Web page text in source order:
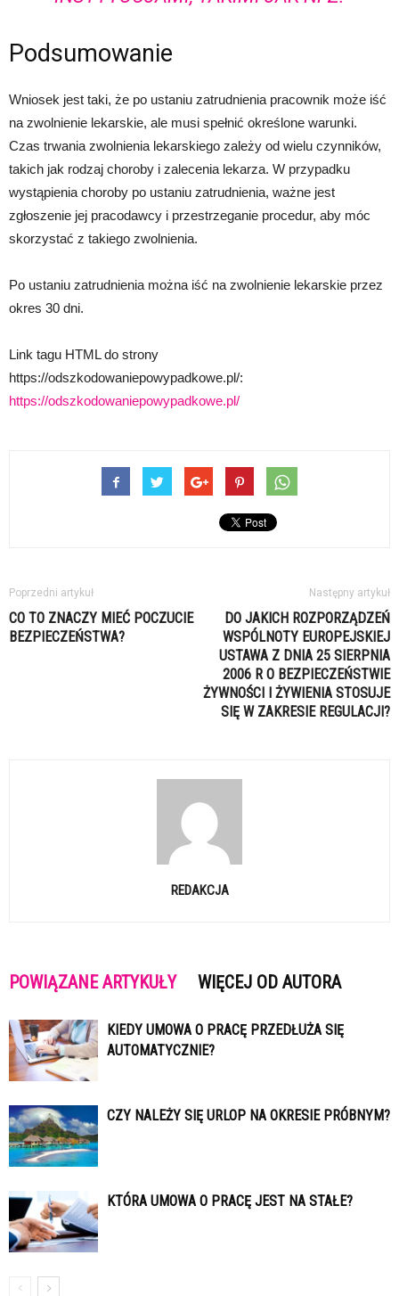
Podsumowanie
Wniosek jest taki, że po ustaniu zatrudnienia pracownik może iść
na zwolnienie lekarskie, ale musi spełnić określone warunki.
Czas trwania zwolnienia lekarskiego zależy od wielu czynników,
takich jak rodzaj choroby i zalecenia lekarza. W przypadku
wystąpienia choroby po ustaniu zatrudnienia, ważne jest
zgłoszenie jej pracodawcy i przestrzeganie procedur, aby móc
skorzystać z takiego zwolnienia.
Po ustaniu zatrudnienia można iść na zwolnienie lekarskie przez
okres 30 dni.
Link tagu HTML do strony
https://odszkodowaniepowypadkowe.pl/:
https://odszkodowaniepowypadkowe.pl/
Poprzedni artykuł
CO TO ZNACZY MIEĆ POCZUCIE
BEZPIECZEŃSTWA?
Następny artykuł
DO JAKICH ROZPORZĄDZEŃ
WSPÓLNOTY EUROPEJSKIEJ
USTAWA Z DNIA 25 SIERPNIA
2006 R O BEZPIECZEŃSTWIE
ŻYWNOŚCI I ŻYWIENIA STOSUJE
SIĘ W ZAKRESIE REGULACJI?
REDAKCJA
POWIĄZANE ARTYKUŁY WIĘCEJ OD AUTORA
KIEDY UMOWA O PRACĘ PRZEDŁUŻA SIĘ
AUTOMATYCZNIE?
CZY NALEŻY SIĘ URLOP NA OKRESIE PRÓBNYM?
KTÓRA UMOWA O PRACĘ JEST NA STAŁE?